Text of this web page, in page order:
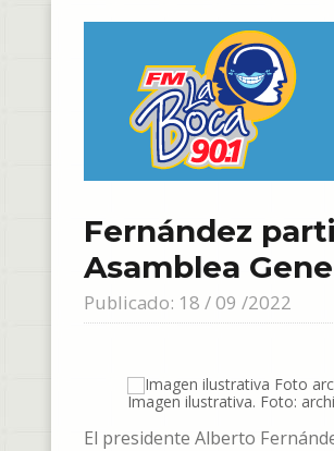
Fernández
Asamblea
Publicado: 18 / 09 /2022
Imagen ilustrativa. Foto:
El presidente Alberto